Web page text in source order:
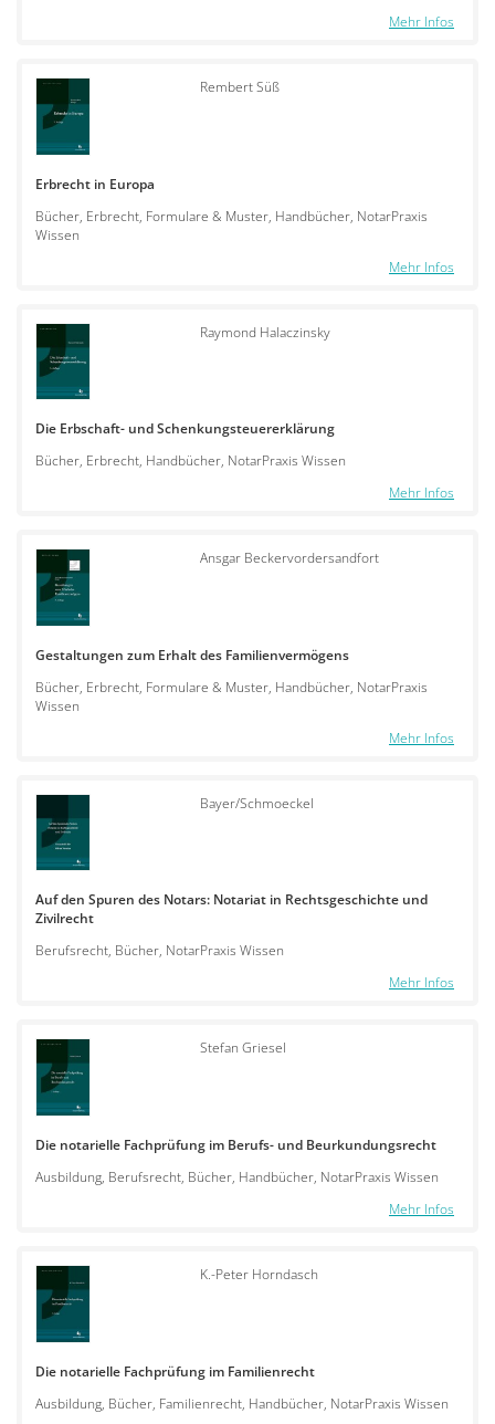
Mehr Infos
Rembert Süß
Erbrecht in Europa
Bücher, Erbrecht, Formulare & Muster, Handbücher, NotarPraxis
Wissen
Mehr Infos
Raymond Halaczinsky
Die Erbschaft- und Schenkungsteuererklärung
Bücher, Erbrecht, Handbücher, NotarPraxis Wissen
Mehr Infos
Ansgar Beckervordersandfort
Gestaltungen zum Erhalt des Familienvermögens
Bücher, Erbrecht, Formulare & Muster, Handbücher, NotarPraxis
Wissen
Mehr Infos
Bayer/Schmoeckel
Auf den Spuren des Notars: Notariat in Rechtsgeschichte und
Zivilrecht
Berufsrecht, Bücher, NotarPraxis Wissen
Mehr Infos
Stefan Griesel
Die notarielle Fachprüfung im Berufs- und Beurkundungsrecht
Ausbildung, Berufsrecht, Bücher, Handbücher, NotarPraxis Wissen
Mehr Infos
K.-Peter Horndasch
Die notarielle Fachprüfung im Familienrecht
Ausbildung, Bücher, Familienrecht, Handbücher, NotarPraxis Wissen